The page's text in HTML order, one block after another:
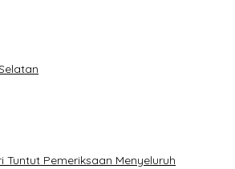
Tuntut Pemeriksaan Menyeluruh